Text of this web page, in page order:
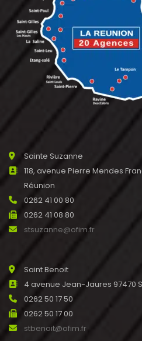
Sainte Suzanne
118, avenue Pierre Mendes
Réunion
0262 41 00 80
0262 41 08 80
stsuzanne@ofim.fr
Saint Benoit
4 avenue Jean-Jaures 97470
0262 50 17 50
0262 50 17 00
stbenoit@ofim.fr